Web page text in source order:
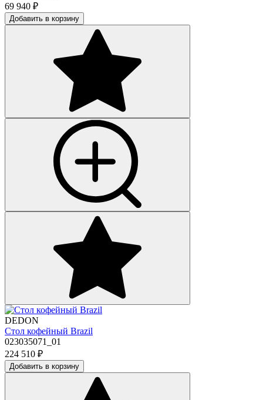
69 940 ₽
Добавить в корзину
DEDON
Стол кофейный Brazil
023035071_01
224 510 ₽
Добавить в корзину